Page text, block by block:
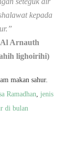
kepada
Al Arnauth
lighoirihi)
makan sahur.
Ramadhan, jenis
di bulan